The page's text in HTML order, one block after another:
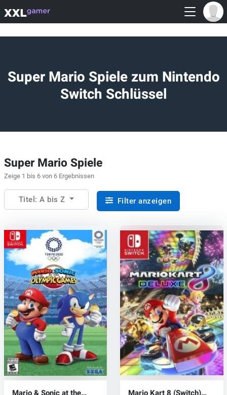
Super Mario Spiele zum Nintendo
Switch Schlüssel
Super Mario Spiele
Zeige 1 bis 6 von 6 Ergebnissen
Titel: A bis Z Filter anzeigen